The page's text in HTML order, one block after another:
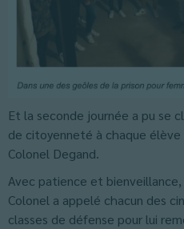
Et la seconde journée a pu se
de citoyenneté à chaque
Colonel Degand.
Avec patience et
Colonel a appelé chacun des
classes de défense pour lui